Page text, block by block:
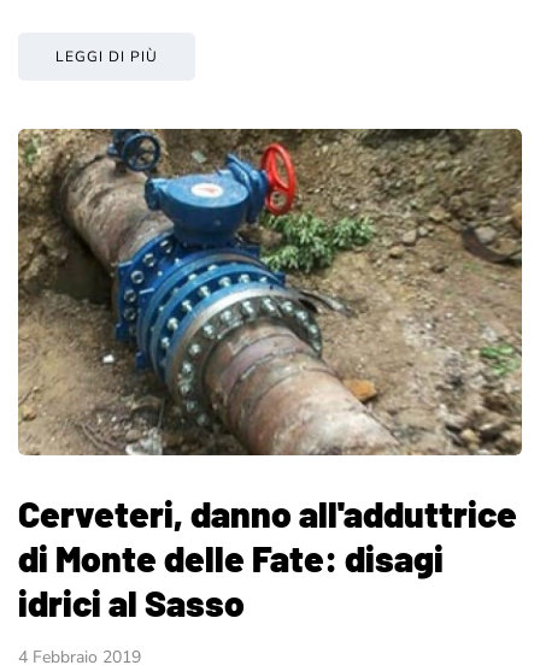
LEGGI DI PIÙ
Cerveteri, danno all'adduttrice
di Monte delle Fate: disagi
idrici al Sasso
4 Febbraio 2019